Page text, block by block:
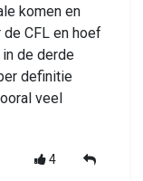
komen en
CFL en hoef
de derde
definitie
veel
4